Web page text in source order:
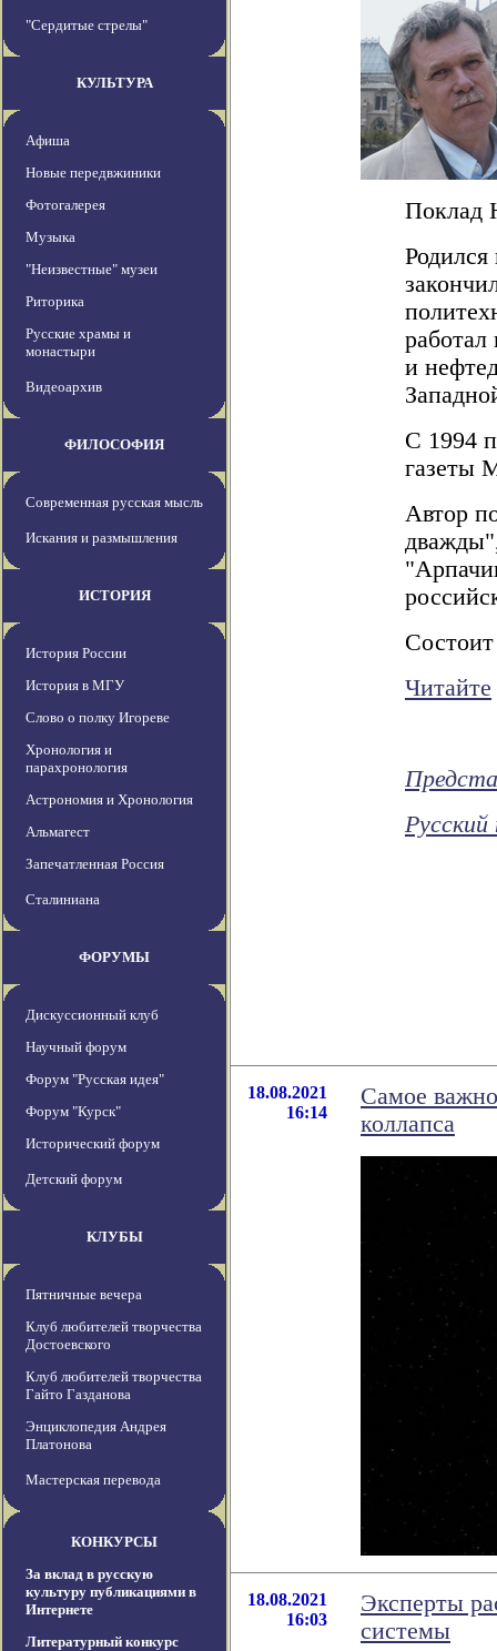
"Сердитые стрелы"
КУЛЬТУРА
Афиша
Новые передвжиники
Фотогалерея
Музыка
"Неизвестные" музеи
Риторика
Русские храмы и
монастыри
Видеоархив
ФИЛОСОФИЯ
Современная русская мысль
Искания и размышления
ИСТОРИЯ
История России
История в МГУ
Слово о полку Игореве
Хронология и
парахронология
Астрономия и Хронология
Альмагест
Запечатленная Россия
Сталиниана
ФОРУМЫ
Дискуссионный клуб
Научный форум
Форум "Русская идея"
Форум "Курск"
Исторический форум
Детский форум
КЛУБЫ
Пятничные вечера
Клуб любителей творчества
Достоевского
Клуб любителей творчества
Гайто Газданова
Энциклопедия Андрея
Платонова
Мастерская перевода
КОНКУРСЫ
За вклад в русскую
культуру публикациями в
Интернете
Литературный конкурс
Поклад
Родился
работал
и
С 1994
Автор
Читайте
Русский
18.08.2021
16:14
Самое
коллапса
18.08.2021
16:03
Эксперты
системы